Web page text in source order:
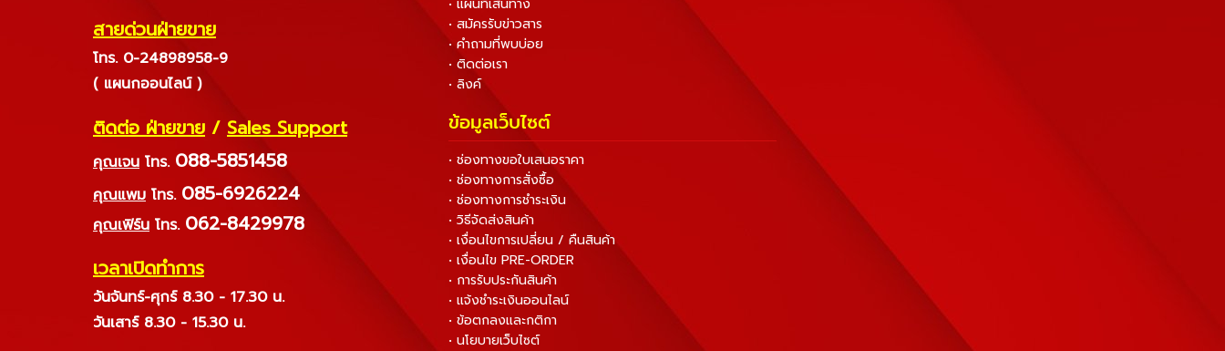
สายด่วนฝ่ายขาย
โทร. 0-24898958-9
( แผนกออนไลน์ )
ติดต่อ ฝ่ายขาย / Sales Support
คุณเจน โทร. 088-5851458
คุณแพม โทร. 085-6926224
คุณเฟิร์น โทร. 062-8429978
เวลาเปิดทำการ
วันจันทร์-ศุกร์ 8.30 - 17.30 น.
วันเสาร์ 8.30 - 15.30 น.
• สมัครรับข่าวสาร
• คำถามที่พบบ่อย
• ติดต่อเรา
• ลิงค์
ข้อมูลเว็บไซต์
• ช่องทางขอใบเสนอราคา
• ช่องทางการสั่งซื้อ
• ช่องทางการชำระเงิน
• วิธีจัดส่งสินค้า
• เงื่อนไขการเปลี่ยน / คืนสินค้า
• เงื่อนไข PRE-ORDER
• การรับประกันสินค้า
• แจ้งชำระเงินออนไลน์
• ข้อตกลงและกติกา
• นโยบายเว็บไซต์